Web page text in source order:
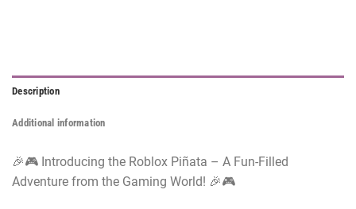
Description
Additional information
🎉🎮 Introducing the Roblox Piñata – A Fun-Filled
Adventure from the Gaming World! 🎉🎮